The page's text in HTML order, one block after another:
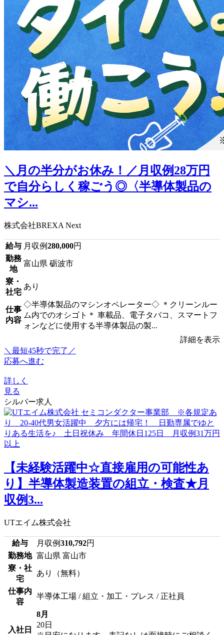
＼月の半分がお休み！／月収例28万円
で自分らしく稼ごう◎〈半導体製品の
マシ...
株式会社BREXA Next
給与 月収例280,000円
勤務
地
富山県 砺波市
寮・
社宅
あり
仕事
内容
◇半導体製品のマシンオペレーター◇ ＊クリーンルー
ム内でのオシゴト＊ 車載品、電子タバコ、スマートフ
ォンなどに使用する半導体製品の製...
詳細を表示
＼最短45秒で完了／
応募へ進む
詳しく
見る
シルバー求人
【未経験活躍中☆直接雇用の可能性あ
り】半導体製造装置の組立・検査★月
収例3...
UTエイム株式会社
給与 月収例310,792円
勤務地 富山県 富山市
寮・社
宅
あり（無料）
仕事内
容
半導体工場 / 組立・加工・プレス / 正社員
入社日
8月
20日